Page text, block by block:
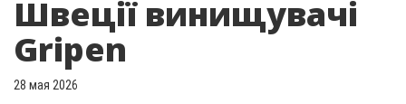
Швеції винищувачі
Gripen
28 мая 2026